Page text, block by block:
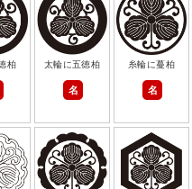
柏 太輪に五徳柏
名
糸輪に蔓柏
名